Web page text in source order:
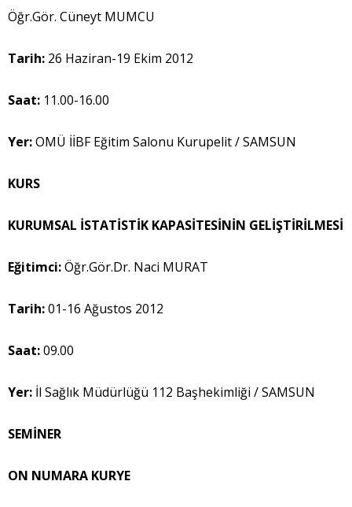
Öğr.Gör. Cüneyt MUMCU
Tarih: 26 Haziran-19 Ekim 2012
Saat: 11.00-16.00
Yer:OMÜ İİBF Eğitim Salonu Kurupelit / SAMSUN
KURS
KURUMSAL İSTATİSTİK KAPASİTESİNİN GELİŞTİRİLMESİ
Eğitimci:Öğr.Gör.Dr. Naci MURAT
Tarih:01-16 Ağustos 2012
Saat:09.00
Yer: İl Sağlık Müdürlüğü 112 Başhekimliği / SAMSUN
SEMİNER
ON NUMARA KURYE